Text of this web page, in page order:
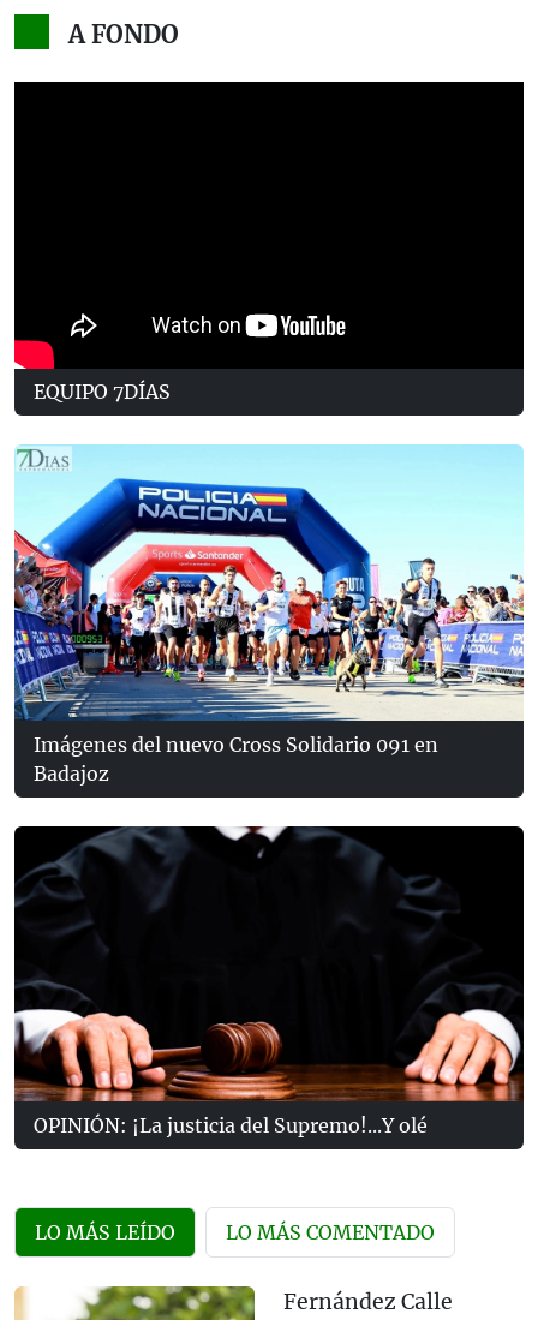
A FONDO
EQUIPO 7DÍAS
Imágenes del nuevo Cross Solidario 091 en
Badajoz
OPINIÓN: ¡La justicia del Supremo!...Y olé
LO MÁS LEÍDO LO MÁS COMENTADO
Fernández Calle